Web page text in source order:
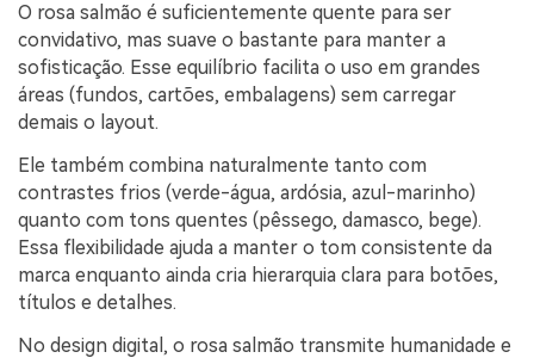
O rosa salmão é suficientemente quente para ser
convidativo, mas suave o bastante para manter a
sofisticação. Esse equilíbrio facilita o uso em grandes
áreas (fundos, cartões, embalagens) sem carregar
demais o layout.
Ele também combina naturalmente tanto com
contrastes frios (verde-água, ardósia, azul-marinho)
quanto com tons quentes (pêssego, damasco, bege).
Essa flexibilidade ajuda a manter o tom consistente da
marca enquanto ainda cria hierarquia clara para botões,
títulos e detalhes.
No design digital, o rosa salmão transmite humanidade e